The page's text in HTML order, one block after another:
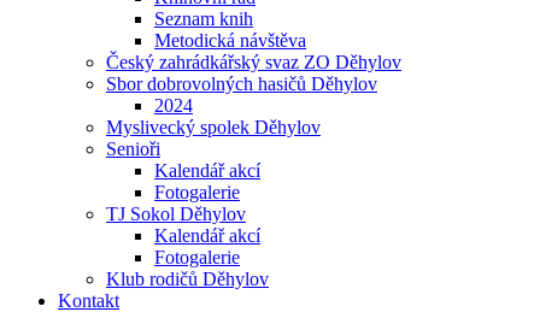
Seznam knih
Metodická návštěva
Český zahrádkářský svaz ZO Děhylov
Sbor dobrovolných hasičů Děhylov
2024
Myslivecký spolek Děhylov
Senioři
Kalendář akcí
Fotogalerie
TJ Sokol Děhylov
Kalendář akcí
Fotogalerie
Klub rodičů Děhylov
Kontakt